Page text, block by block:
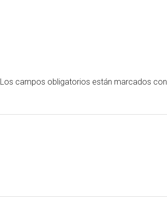
Los campos obligatorios están marcados con